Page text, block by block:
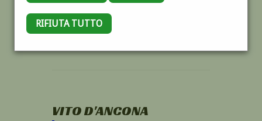
RIFIUTA TUTTO
VITO D'ANCONA